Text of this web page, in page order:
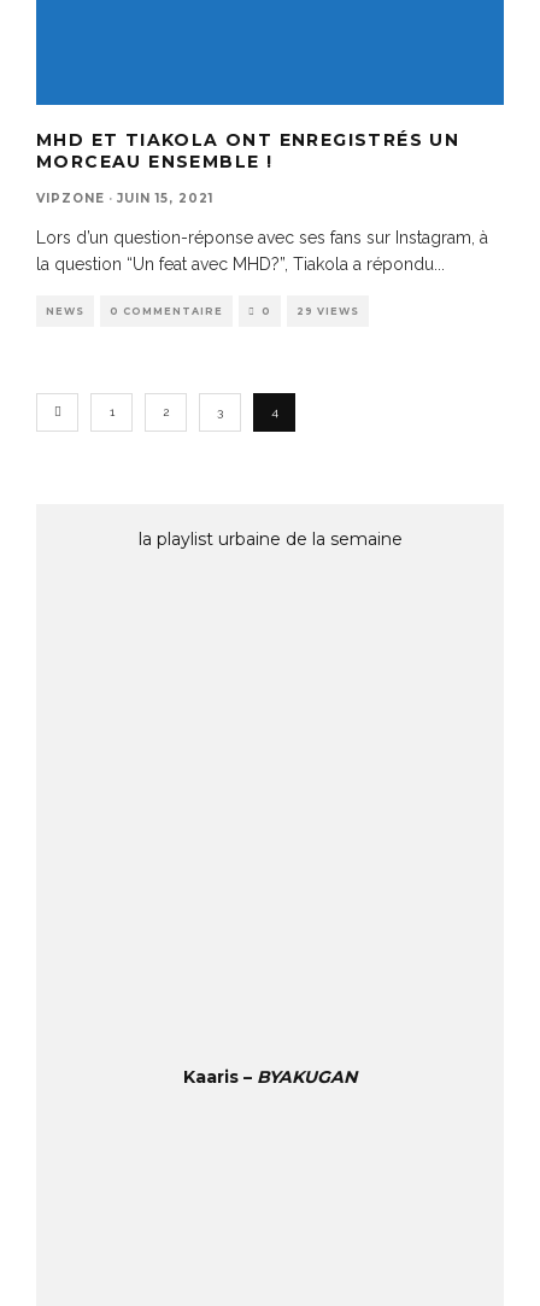
MHD ET TIAKOLA ONT ENREGISTRÉS UN
MORCEAU ENSEMBLE !
VIPZONE · JUIN 15, 2021
Lors d’un question-réponse avec ses fans sur Instagram, à
la question “Un feat avec MHD?”, Tiakola a répondu...
NEWS 0 COMMENTAIRE 0 29 VIEWS
1 2 3 4
la playlist urbaine de la semaine
Kaaris – BYAKUGAN